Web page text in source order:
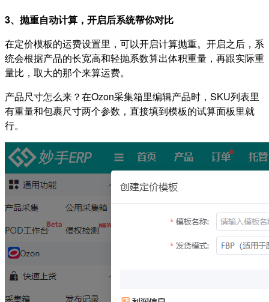
3、抛重自动计算，开启后系统帮你对比
在定价模板的运费设置里，可以开启计算抛重。开启之后，系
统会根据产品的长宽高和轻抛系数算出体积重量，再跟实际重
量比，取大的那个来算运费。
产品尺寸怎么来？在Ozon采集箱里编辑产品时，SKU列表里
有重量和包裹尺寸两个参数，直接填到模板的试算面板里就
行。